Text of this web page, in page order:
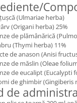
(Ulmariae herba)
(Origani herba) 25%
de plămânărică
(Thymi herba) 11%
de anason (Anisi
de măslin (Oleae
de eucalipt (Eucalypti
de ghimbir (Gingiberis
de